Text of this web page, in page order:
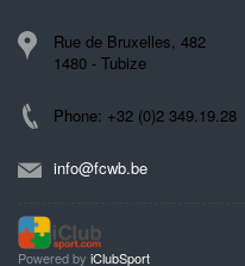
Rue de Bruxelles, 482
1480 - Tubize
Phone: +32 (0)2 349.19.28
info@fcwb.be
Powered by iClubSport